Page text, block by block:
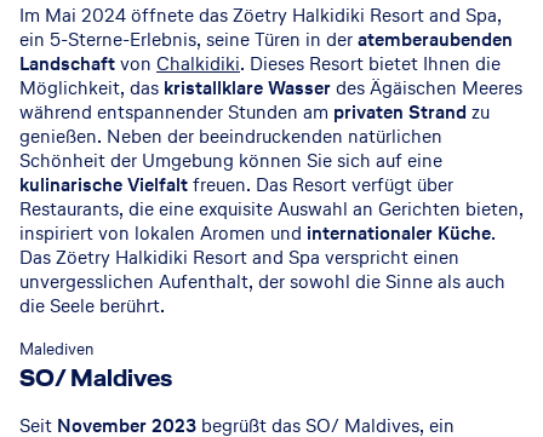
Im Mai 2024 öffnete das Zöetry Halkidiki Resort and Spa,
ein 5-Sterne-Erlebnis, seine Türen in deratemberaubenden
Landschaftvon Chalkidiki. Dieses Resort bietet Ihnen die
Möglichkeit, das kristallklare Wasserdes Ägäischen Meeres
während entspannender Stunden am privaten Strand zu
genießen. Neben der beeindruckenden natürlichen
Schönheit der Umgebung können Sie sich auf eine
kulinarische Vielfaltfreuen. Das Resort verfügt über
Restaurants, die eine exquisite Auswahl an Gerichten bieten,
inspiriert von lokalen Aromen und internationaler Küche.
Das Zöetry Halkidiki Resort and Spa verspricht einen
unvergesslichen Aufenthalt, der sowohl die Sinne als auch
die Seele berührt.
Malediven
SO/ Maldives
Seit November 2023 begrüßt das SO/ Maldives, ein